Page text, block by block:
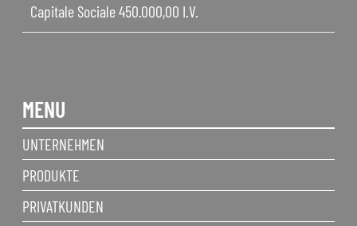
Capitale Sociale 450.000,00 I.V.
MENU
UNTERNEHMEN
PRODUKTE
PRIVATKUNDEN